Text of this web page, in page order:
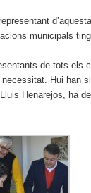
municipals
de tots
Hui han
Henarejos, ha